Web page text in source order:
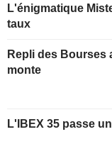
L'énigmatique
taux
Repli des Bourses
monte
L'IBEX 35 passe